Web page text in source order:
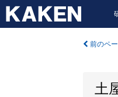
前のペ
土